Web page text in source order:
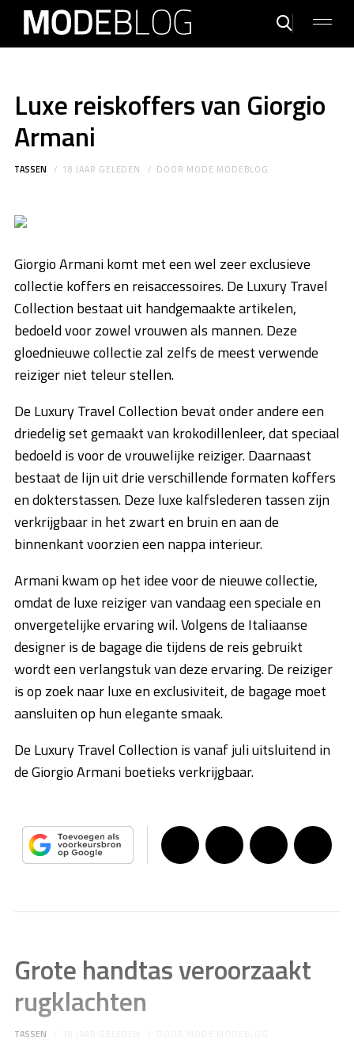
Luxe reiskoffers van Giorgio
Armani
TASSEN 18 JAAR GELEDEN DOOR MODE MODEBLOG
Giorgio Armani komt met een wel zeer exclusieve
collectie koffers en reisaccessoires. De Luxury Travel
Collection bestaat uit handgemaakte artikelen,
bedoeld voor zowel vrouwen als mannen. Deze
gloednieuwe collectie zal zelfs de meest verwende
reiziger niet teleur stellen.
De Luxury Travel Collection bevat onder andere een
driedelig set gemaakt van krokodillenleer, dat speciaal
bedoeld is voor de vrouwelijke reiziger. Daarnaast
bestaat de lijn uit drie verschillende formaten koffers
en dokterstassen. Deze luxe kalfslederen tassen zijn
verkrijgbaar in het zwart en bruin en aan de
binnenkant voorzien een nappa interieur.
Armani kwam op het idee voor de nieuwe collectie,
omdat de luxe reiziger van vandaag een speciale en
onvergetelijke ervaring wil. Volgens de Italiaanse
designer is de bagage die tijdens de reis gebruikt
wordt een verlangstuk van deze ervaring. De reiziger
is op zoek naar luxe en exclusiviteit, de bagage moet
aansluiten op hun elegante smaak.
De Luxury Travel Collection is vanaf juli uitsluitend in
de Giorgio Armani boetieks verkrijgbaar.
Grote handtas veroorzaakt
rugklachten
TASSEN